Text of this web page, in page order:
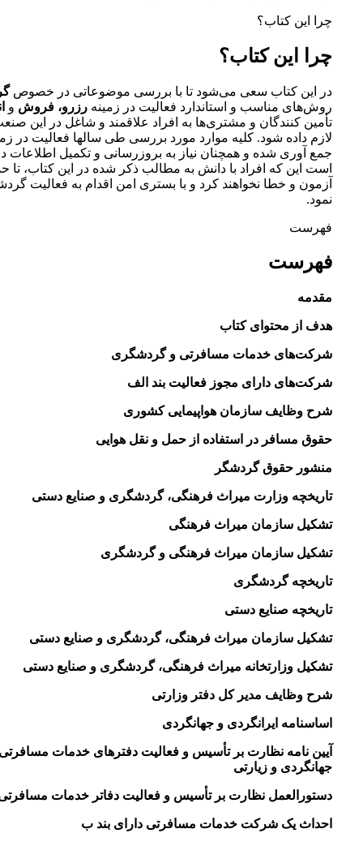
چرا این کتاب؟
چرا این کتاب؟
در این کتاب سعی می‌شود تا با بررسی موضوعاتی در خصوص
روش‌های مناسب و استاندارد فعالیت در زمینه رزرو، فروش و
تأمین کنندگان و مشتری‌ها به افراد علاقمند و شاغل در این
لازم داده شود. کلیه موارد مورد بررسی طی سالها فعالیت در
جمع آوری شده و همچنان نیاز به بروزرسانی و تکمیل اطلاعات
است این که افراد با دانش به مطالب ذکر شده در این کتاب، تا
آزمون و خطا نخواهند کرد و با بستری امن اقدام به فعالیت
نمود.
فهرست
فهرست
مقدمه
هدف از محتوای کتاب
شرکت‌های خدمات مسافرتی و گردشگری
شرکت‌های دارای مجوز فعالیت بند الف
شرح وظایف سازمان هواپیمایی کشوری
حقوق مسافر در استفاده از حمل و نقل هوایی
منشور حقوق گردشگر
تاریخچه وزارت میراث فرهنگی، گردشگری و صنایع دستی
تشکیل سازمان میراث فرهنگی
تشکیل سازمان میراث فرهنگی و گردشگری
تاریخچه گردشگری
تاریخچه صنایع دستی
تشکیل سازمان میراث فرهنگی، گردشگری و صنایع دستی
تشکیل وزارتخانه میراث فرهنگی، گردشگری و صنایع دستی
شرح وظایف مدیر کل دفتر وزارتی
اساسنامه ایرانگردی و جهانگردی
آیین نامه نظارت بر تأسیس و فعالیت دفتر‌های خدمات
جهانگردی و زیارتی
دستورالعمل نظارت بر تأسیس و فعالیت دفاتر خدمات
احداث یک شرکت خدمات مسافرتی دارای بند ب